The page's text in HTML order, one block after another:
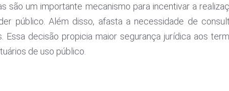
são um importante mecanismo para incentivar a
público. Além disso, afasta a necessidade de
decisão propicia maior segurança jurídica aos
de uso público.